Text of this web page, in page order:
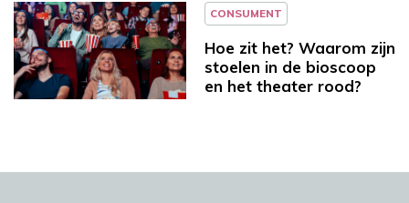
CONSUMENT
Hoe zit het? Waarom zijn
stoelen in de bioscoop
en het theater rood?